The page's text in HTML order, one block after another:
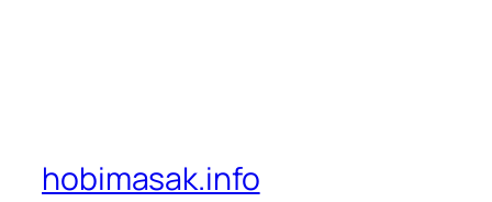
hobimasak.info